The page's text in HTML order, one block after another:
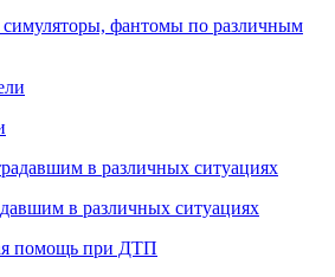
фантомы по различным
в различных ситуациях